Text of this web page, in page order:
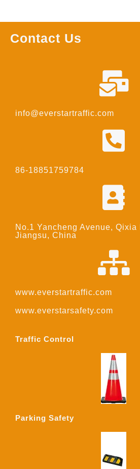
Contact Us
info@everstartraffic.com
86-18851759784
No.1 Yancheng Avenue,
Jiangsu, China
www.everstartraffic.com
www.everstarsafety.com
Traffic Control
Parking Safety